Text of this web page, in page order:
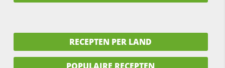
RECEPTEN PER LAND